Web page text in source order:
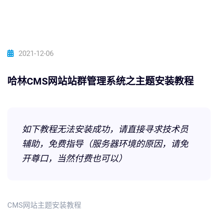
2021-12-06
哈林CMS网站站群管理系统之主题安装教程
如下教程无法安装成功，请直接寻求技术员
辅助，免费指导（服务器环境的原因，请免
开尊口，当然付费也可以）
CMS网站主题安装教程